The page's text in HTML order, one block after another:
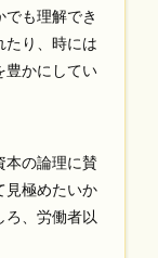
も理解でき
たり、時には
豊かにしてい
の論理に賛
見極めたいか
ろ、労働者以